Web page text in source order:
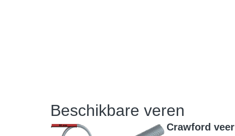
Beschikbare veren
Crawford veer